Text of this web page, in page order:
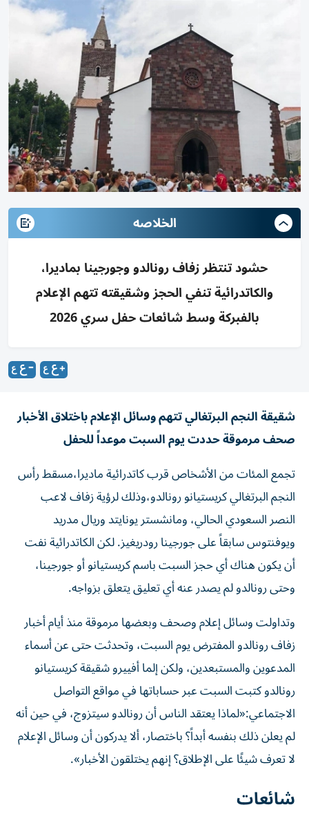
الخلاصه
حشود تنتظر زفاف رونالدو وجورجينا بماديرا،
والكاتدرائية تنفي الحجز وشقيقته تتهم الإعلام
بالفبركة وسط شائعات حفل سري 2026
شقيقة النجم البرتغالي تتهم وسائل الإعلام باختلاق الأخبار
صحف مرموقة حددت يوم السبت موعداً للحفل
تجمع المئات من الأشخاص قرب كاتدرائية ماديرا،مسقط رأس
النجم البرتغالي كريستيانو رونالدو،وذلك لرؤية زفاف لاعب
النصر السعودي الحالي، ومانشستر يونايتد وريال مدريد
ويوفنتوس سابقاً على جورجينا رودريغيز. لكن الكاتدرائية نفت
أن يكون هناك أي حجز السبت باسم كريستيانو أو جورجينا،
وحتى رونالدو لم يصدر عنه أي تعليق يتعلق بزواجه.
وتداولت وسائل إعلام وصحف وبعضها مرموقة منذ أيام أخبار
زفاف رونالدو المفترض يوم السبت، وتحدثت حتى عن أسماء
المدعوين والمستبعدين، ولكن إلما أفييرو شقيقة كريستيانو
رونالدو كتبت السبت عبر حساباتها في مواقع التواصل
الاجتماعي:«لماذا يعتقد الناس أن رونالدو سيتزوج، في حين أنه
لم يعلن ذلك بنفسه أبداً؟ باختصار، ألا يدركون أن وسائل الإعلام
لا تعرف شيئًا على الإطلاق؟ إنهم يختلقون الأخبار».
شائعات